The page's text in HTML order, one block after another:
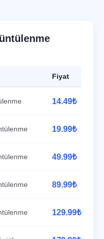
Fiyat
14.49₺
19.99₺
49.99₺
89.99₺
129.99₺